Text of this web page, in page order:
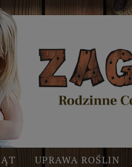
UPRAWA ROŚLIN